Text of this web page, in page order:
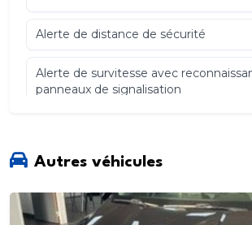
Alerte de distance de sécurité
Alerte de survitesse avec
panneaux de signalisation
Android Auto & Apple CarPlay
Antenne requin
Autres véhicules